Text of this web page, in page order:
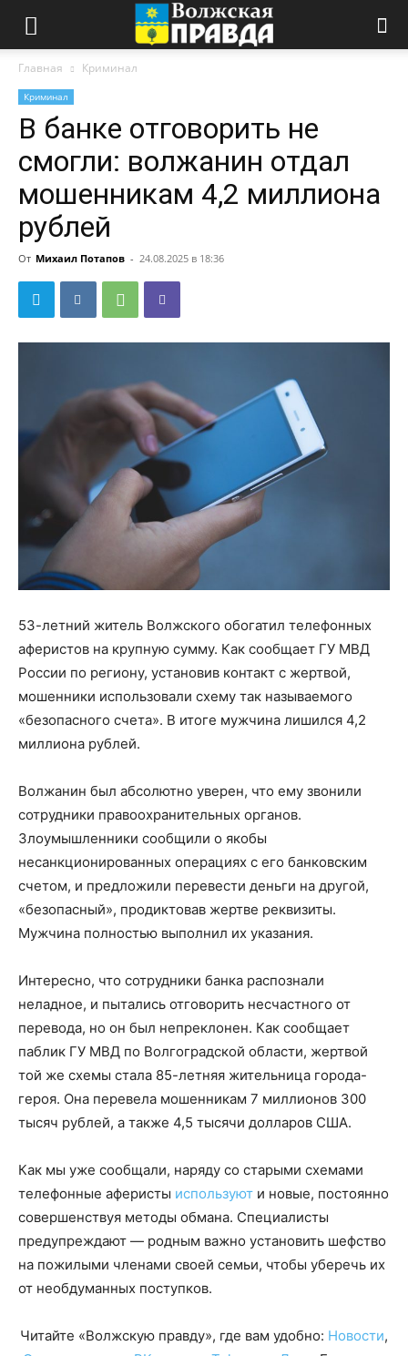
Главная Криминал
Криминал
В банке отговорить не
смогли: волжанин отдал
мошенникам 4,2 миллиона
рублей
От Михаил Потапов - 24.08.2025 в 18:36
53-летний житель Волжского обогатил телефонных
аферистов на крупную сумму. Как сообщает ГУ МВД
России по региону, установив контакт с жертвой,
мошенники использовали схему так называемого
«безопасного счета». В итоге мужчина лишился 4,2
миллиона рублей.
Волжанин был абсолютно уверен, что ему звонили
сотрудники правоохранительных органов.
Злоумышленники сообщили о якобы
несанкционированных операциях с его банковским
счетом, и предложили перевести деньги на другой,
«безопасный», продиктовав жертве реквизиты.
Мужчина полностью выполнил их указания.
Интересно, что сотрудники банка распознали
неладное, и пытались отговорить несчастного от
перевода, но он был непреклонен. Как сообщает
паблик ГУ МВД по Волгоградской области, жертвой
той же схемы стала 85-летняя жительница города-
героя. Она перевела мошенникам 7 миллионов 300
тысяч рублей, а также 4,5 тысячи долларов США.
Как мы уже сообщали, наряду со старыми схемами
телефонные аферисты используют и новые, постоянно
совершенствуя методы обмана. Специалисты
предупреждают — родным важно установить шефство
на пожилыми членами своей семьи, чтобы уберечь их
от необдуманных поступков.
Читайте «Волжскую правду», где вам удобно: Новости,